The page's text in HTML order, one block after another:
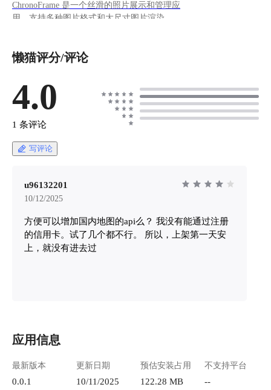
ChronoFrame 是一个丝滑的照片展示和管理应
用，支持多种图片格式和大尺寸图片渲染。
Mapbox 账号注册，获取公共访问令牌 应用首次
的，如果令牌不对，会无法使用地图功能。 !
[image.png](https://lzc-playground-
1301583638.cos.ap-
c886-4427-b33b-90b12ed08519.png "image.png")
首先直接访问 https://account.mapbox.com/access-
(https://lzc-playground-1301583638.cos.ap-
chengdu.myqcloud.com/guidelines/426/9af4ee53-
果没有账号，点击底部的 Sign up 进行注册 !
[image.png](https://lzc-playground-
1301583638.cos.ap-
1301583638.cos.ap-
chengdu.myqcloud.com/guidelines/426/a4f2de29-
bec0-4614-a7b1-92e10cc7c421.png "image.png") 如
(https://lzc-playground-1301583638.cos.ap-
懒猫评分/评论
4.0
1 条评论
写评论
u96132201
10/12/2025
方便可以增加国内地图的api么？ 我没有能通过注册
的信用卡。试了几个都不行。 所以，上架第一天安
上，就没有进去过
应用信息
最新版本
0.0.1
更新日期
10/11/2025
预估安装占用
122.28 MB
不支持平台
--